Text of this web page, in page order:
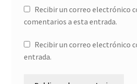
Recibir un correo electrónico
comentarios a esta entrada.
Recibir un correo electrónico
entrada.